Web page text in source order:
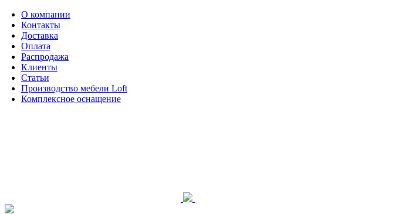
О компании
Контакты
Доставка
Оплата
Распродажа
Клиенты
Статьи
Производство мебели Loft
Комплексное оснащение